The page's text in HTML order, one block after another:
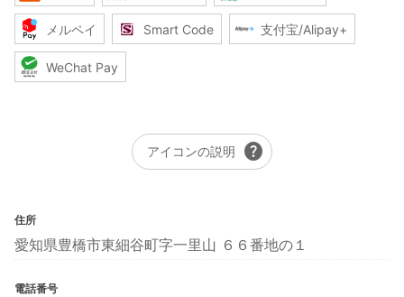
メルペイ Smart Code 支付宝/Alipay+
WeChat Pay
アイコンの説明 help
住所
愛知県豊橋市東細谷町字一里山 ６６番地の１
電話番号